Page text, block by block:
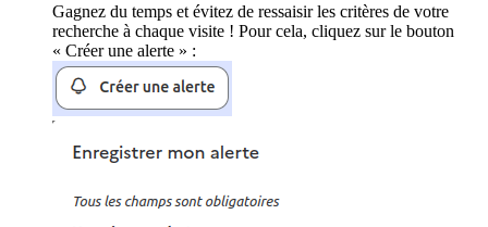
Gagnez du temps et évitez de ressaisir les critères de votre
recherche à chaque visite ! Pour cela, cliquez sur le bouton
« Créer une alerte » :